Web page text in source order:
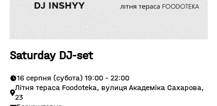
Saturday DJ-set
16 серпня (субота) 19:00 - 22:00
Літня тераса Foodoteka, вулиця Академіка Сахарова,
23